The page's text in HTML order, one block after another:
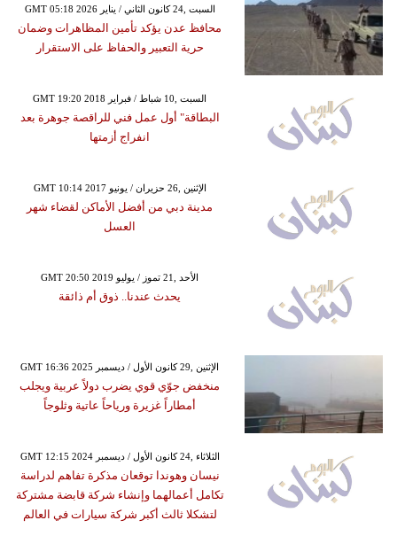
GMT 05:18 2026 السبت ,24 كانون الثاني / يناير
محافظ عدن يؤكد تأمين المظاهرات وضمان
حرية التعبير والحفاظ على الاستقرار
GMT 19:20 2018 السبت ,10 شباط / فبراير
البطاقة" أول عمل فني للراقصة جوهرة بعد
انفراج أزمتها
GMT 10:14 2017 الإثنين ,26 حزيران / يونيو
مدينة دبي من أفضل الأماكن لقضاء شهر
العسل
GMT 20:50 2019 الأحد ,21 تموز / يوليو
يحدث عندنا.. ذوق أم ذائقة
GMT 16:36 2025 الإثنين ,29 كانون الأول / ديسمبر
منخفض جوّي قوي يضرب دولاً عربية ويجلب
أمطاراً غزيرة ورياحاً عاتية وثلوجاً
GMT 12:15 2024 الثلاثاء ,24 كانون الأول / ديسمبر
نيسان وهوندا توقعان مذكرة تفاهم لدراسة
تكامل أعمالهما وإنشاء شركة قابضة مشتركة
لتشكلا ثالث أكبر شركة سيارات في العالم